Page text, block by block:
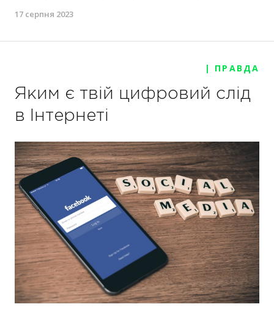
17 серпня 2023
| ПРАВДА
Яким є твій цифровий слід
в Інтернеті